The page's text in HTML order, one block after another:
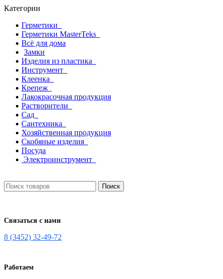
Категории
Герметики
Герметики MasterTeks
Всё для дома
Замки
Изделия из пластика
Инструмент
Клеенка
Крепеж
Лакокрасочная продукция
Растворители
Сад
Сантехника
Хозяйственная продукция
Скобяные изделия
Посуда
Электроинструмент
Поиск
Связаться с нами
8 (3452) 32-49-72
Работаем